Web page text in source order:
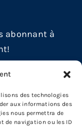
des technologies
aux informations des
nous permettra de
de navigation ou les ID
abonnant à